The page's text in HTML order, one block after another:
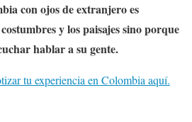
con ojos de extranjero es
y los paisajes sino porque
hablar a su gente.
tu experiencia en Colombia aquí.